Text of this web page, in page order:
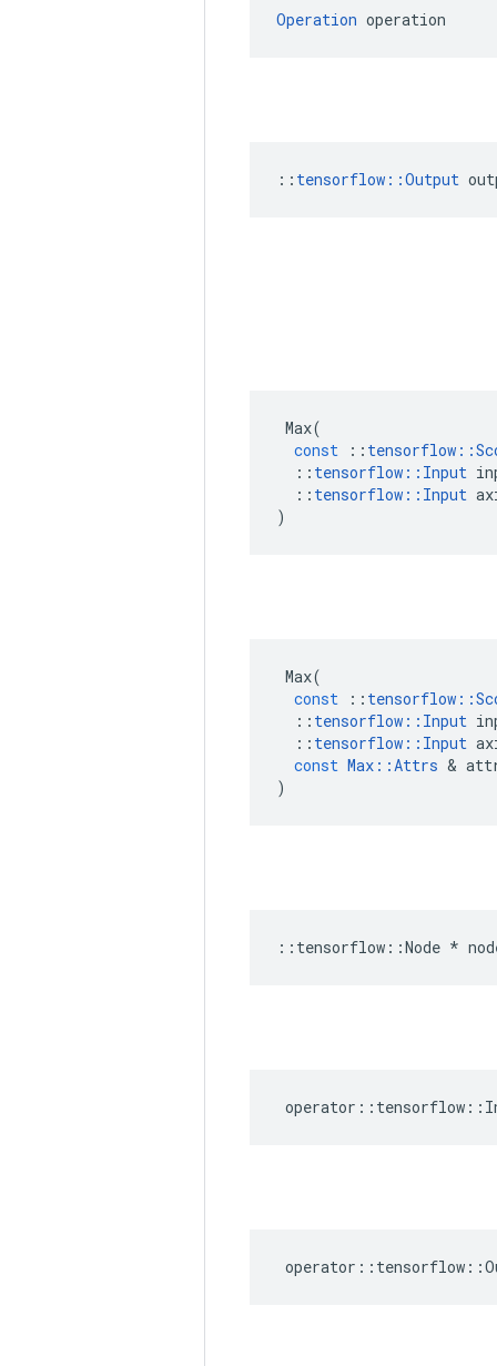
Operation operation
:: tensorflow::Output
Max(
const
:: tensorflow ::
:: tensorflow :: Input
:: tensorflow :: Input
)
Max(
const
:: tensorflow ::
:: tensorflow :: Input
:: tensorflow :: Input
const Max ::Attrs &
)
:: tensorflow ::Node *
operator :: tensorflow ::
operator :: tensorflow ::